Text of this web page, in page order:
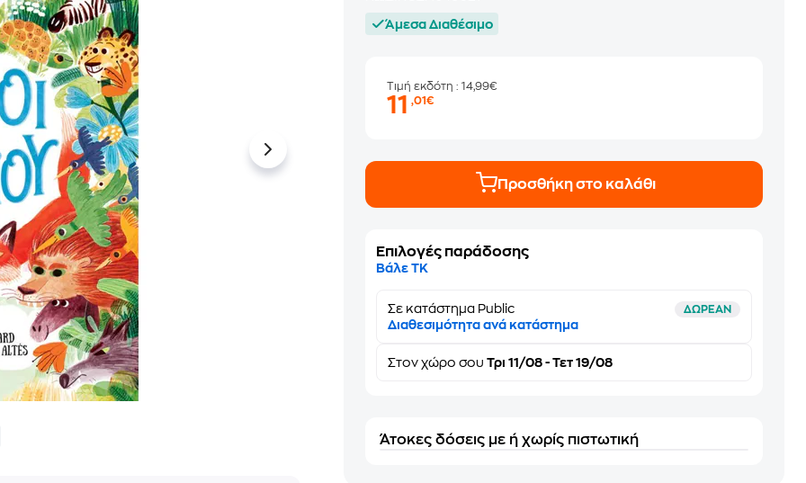
Άμεσα Διαθέσιμο
Τιμή εκδότη: 14,99€
11,01€
Προσθήκη στο καλάθι
Επιλογές παράδοσης
Βάλε ΤΚ
Σε κατάστημα Public ΔΩΡΕΑΝ
Διαθεσιμότητα ανά κατάστημα
Στονχώρο σου Τρι 11/08 - Τετ 19/08
Άτοκες δόσεις με ή χωρίς πιστωτική